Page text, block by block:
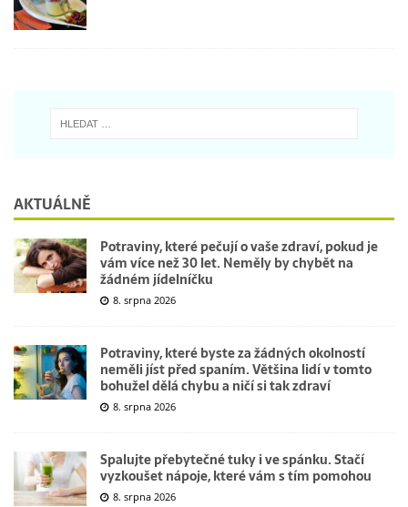
AKTUÁLNĚ
Potraviny, které pečují o vaše zdraví, pokud je
vám více než 30 let. Neměly by chybět na
žádném jídelníčku
8. srpna 2026
Potraviny, které byste za žádných okolností
neměli jíst před spaním. Většina lidí v tomto
bohužel dělá chybu a ničí si tak zdraví
8. srpna 2026
Spalujte přebytečné tuky i ve spánku. Stačí
vyzkoušet nápoje, které vám s tím pomohou
8. srpna 2026